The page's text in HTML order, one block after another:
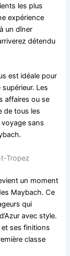
les plus
expérience
un dîner
détendu
est idéale pour
Les
affaires ou se
de tous les
voyage sans
Tropez
un moment
Maybach. Ce
qui
avec style.
ses finitions
classe